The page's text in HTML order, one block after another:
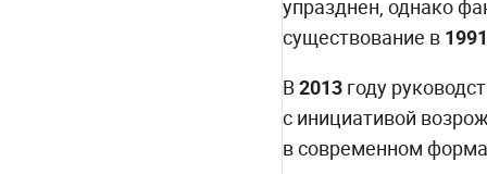
упразднен, однако
существование в 1991
В2013 году
с инициативой
в современном